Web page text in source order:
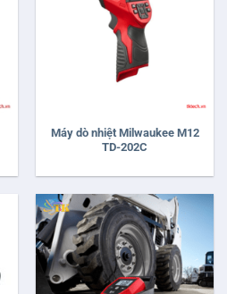
Máy dò nhiệt Milwaukee M12
TD-202C